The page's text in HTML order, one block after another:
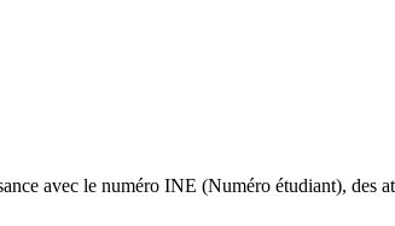
avec le numéro INE (Numéro étudiant), des